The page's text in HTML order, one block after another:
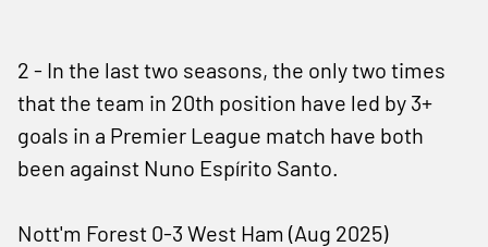
2 - In the last two seasons, the only two times
that the team in 20th position have led by 3+
goals in a Premier League match have both
been against Nuno Espírito Santo.
Nott'm Forest 0-3 West Ham (Aug 2025)